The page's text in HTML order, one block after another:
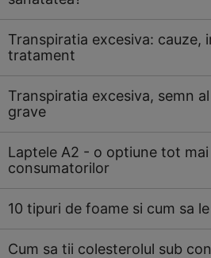
Transpiratia excesiva: cauze,
tratament
Transpiratia excesiva, semn
grave
Laptele A2 - o optiune tot
consumatorilor
10 tipuri de foame si cum sa
Cum sa tii colesterolul sub